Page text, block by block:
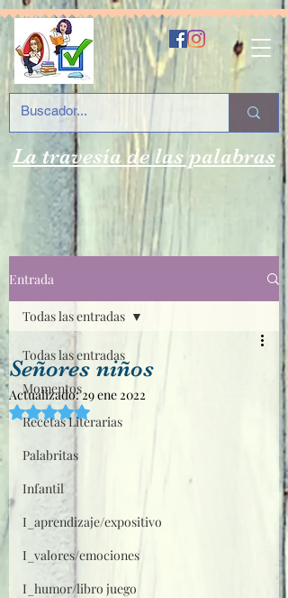
La travesía de las palabras
Entrada
Todas las entradas
Momentos
Recetas Literarias
Palabritas
Infantil
I_aprendizaje/expositivo
I_valores/emociones
I_humor/libro juego
Todas las entradas
Señores niños
Actualizado:29 ene 2022
Obtuvo NaN de 5 estrellas.